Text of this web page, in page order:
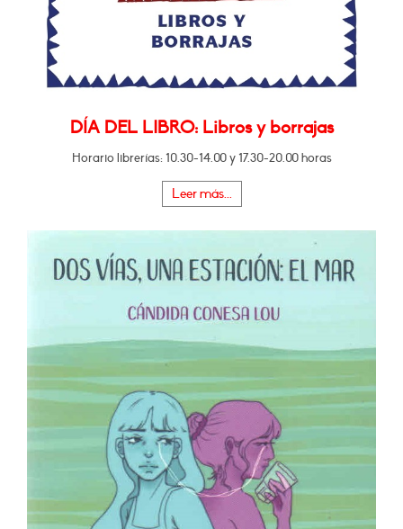
DÍA DEL LIBRO: Libros y borrajas
Horario librerías: 10.30-14.00 y 17.30-20.00 horas
Leer más...